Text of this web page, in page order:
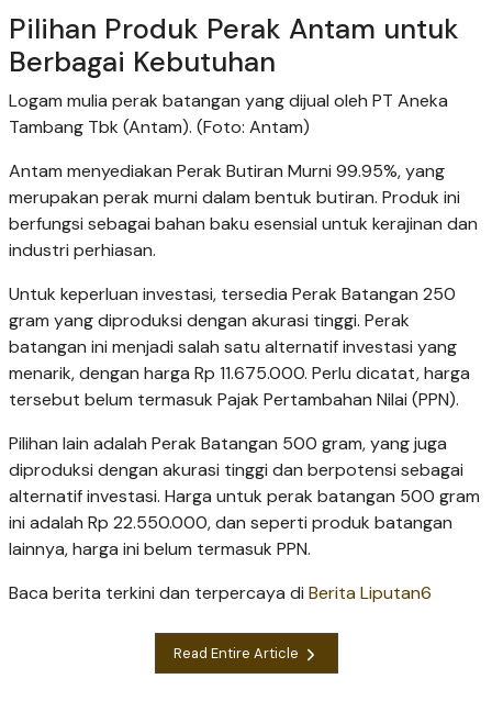
Pilihan Produk Perak Antam untuk
Berbagai Kebutuhan
Logam mulia perak batangan yang dijual oleh PT Aneka
Tambang Tbk (Antam). (Foto: Antam)
Antam menyediakan Perak Butiran Murni 99.95%, yang
merupakan perak murni dalam bentuk butiran. Produk ini
berfungsi sebagai bahan baku esensial untuk kerajinan dan
industri perhiasan.
Untuk keperluan investasi, tersedia Perak Batangan 250
gram yang diproduksi dengan akurasi tinggi. Perak
batangan ini menjadi salah satu alternatif investasi yang
menarik, dengan harga Rp 11.675.000. Perlu dicatat, harga
tersebut belum termasuk Pajak Pertambahan Nilai (PPN).
Pilihan lain adalah Perak Batangan 500 gram, yang juga
diproduksi dengan akurasi tinggi dan berpotensi sebagai
alternatif investasi. Harga untuk perak batangan 500 gram
ini adalah Rp 22.550.000, dan seperti produk batangan
lainnya, harga ini belum termasuk PPN.
Baca berita terkini dan terpercaya di Berita Liputan6
Read Entire Article